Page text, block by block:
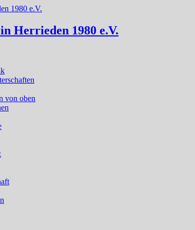
Herrieden 1980 e.V.
von oben